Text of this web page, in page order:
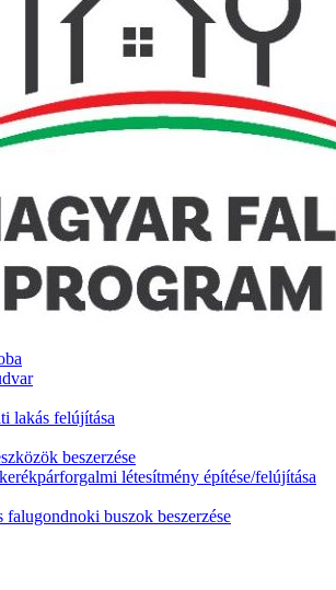
lakás felújítása
beszerzése
létesítmény építése/felújítása
falugondnoki buszok beszerzése